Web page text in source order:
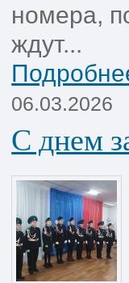
номера,
ждут...
06.03.2026
С днем